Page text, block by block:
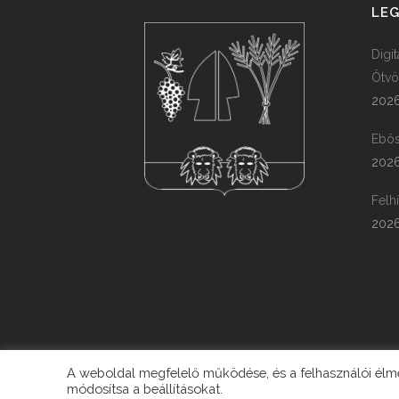
A weboldal megfelelő működése, és a felhasználói
módosítsa a beállításokat.